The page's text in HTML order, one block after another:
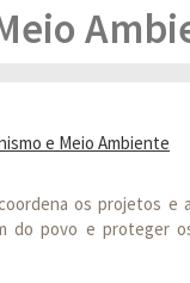
e Meio Ambiente
os projetos e
do povo e proteger